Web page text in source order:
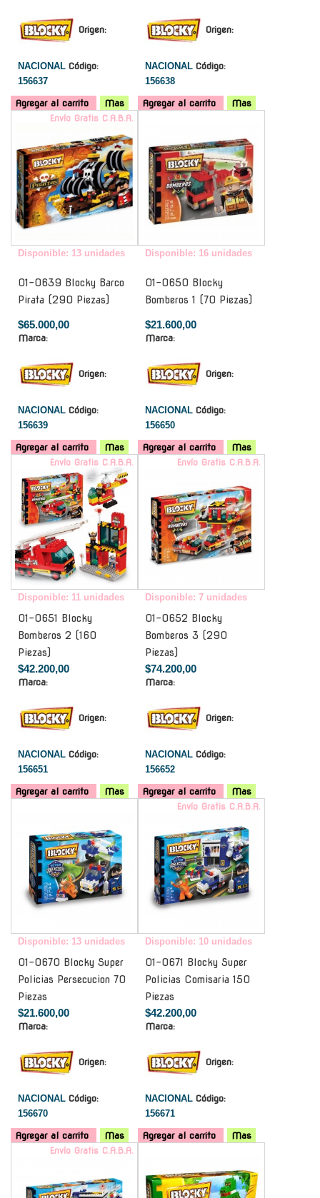
Origen:
NACIONAL Código:
156637
Agregar al carrito Mas
Origen:
NACIONAL Código:
156638
Agregar al carrito
Mas
Envío Gratis C.A.B.A.
Disponible: 13 unidades
01-0639 Blocky Barco
Pirata (290 Piezas)
$65.000,00
Marca:
Origen:
NACIONAL Código:
156639
Agregar al carrito Mas
Disponible: 16 unidades
01-0650 Blocky
Bomberos 1 (70 Piezas)
$21.600,00
Marca:
Origen:
NACIONAL Código:
156650
Agregar al carrito
Mas
Envío Gratis C.A.B.A.
Disponible: 11 unidades
01-0651 Blocky
Bomberos 2 (160
Piezas)
$42.200,00
Marca:
Origen:
NACIONAL Código:
156651
Agregar al carrito Mas
Envío Gratis C.A.B.A.
Disponible: 7 unidades
01-0652 Blocky
Bomberos 3 (290
Piezas)
$74.200,00
Marca:
Origen:
NACIONAL Código:
156652
Agregar al carrito
Mas
Disponible: 13 unidades
01-0670 Blocky Super
Policias Persecucion 70
Piezas
$21.600,00
Marca:
Origen:
NACIONAL Código:
156670
Agregar al carrito Mas
Envío Gratis C.A.B.A.
Disponible: 10 unidades
01-0671 Blocky Super
Policias Comisaria 150
Piezas
$42.200,00
Marca:
Origen:
NACIONAL Código:
156671
Agregar al carrito
Mas
Envío Gratis C.A.B.A.